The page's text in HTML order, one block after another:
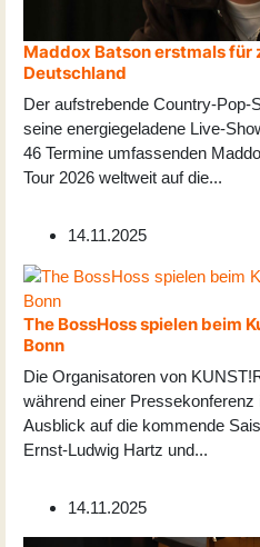
Maddox Batson erstmals für
Deutschland
Der aufstrebende Country-Pop-
seine energiegeladene Live-
46 Termine umfassenden
Tour 2026 weltweit auf die...
14.11.2025
The BossHoss spielen beim
Bonn
Die Organisatoren von
während einer
Ausblick auf die kommende
Ernst-Ludwig Hartz und...
14.11.2025